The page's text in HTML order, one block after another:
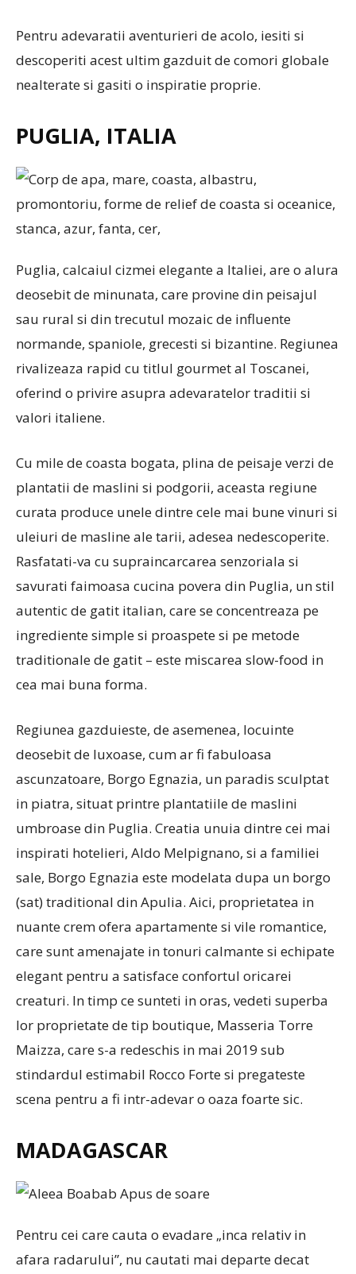
Pentru adevaratii aventurieri de acolo, iesiti si
descoperiti acest ultim gazduit de comori globale
nealterate si gasiti o inspiratie proprie.
PUGLIA, ITALIA
Puglia, calcaiul cizmei elegante a Italiei, are o alura
deosebit de minunata, care provine din peisajul
sau rural si din trecutul mozaic de influente
normande, spaniole, grecesti si bizantine. Regiunea
rivalizeaza rapid cu titlul gourmet al Toscanei,
oferind o privire asupra adevaratelor traditii si
valori italiene.
Cu mile de coasta bogata, plina de peisaje verzi de
plantatii de maslini si podgorii, aceasta regiune
curata produce unele dintre cele mai bune vinuri si
uleiuri de masline ale tarii, adesea nedescoperite.
Rasfatati-va cu supraincarcarea senzoriala si
savurati faimoasa cucina povera din Puglia, un stil
autentic de gatit italian, care se concentreaza pe
ingrediente simple si proaspete si pe metode
traditionale de gatit – este miscarea slow-food in
cea mai buna forma.
Regiunea gazduieste, de asemenea, locuinte
deosebit de luxoase, cum ar fi fabuloasa
ascunzatoare, Borgo Egnazia, un paradis sculptat
in piatra, situat printre plantatiile de maslini
umbroase din Puglia. Creatia unuia dintre cei mai
inspirati hotelieri, Aldo Melpignano, si a familiei
sale, Borgo Egnazia este modelata dupa un borgo
(sat) traditional din Apulia. Aici, proprietatea in
nuante crem ofera apartamente si vile romantice,
care sunt amenajate in tonuri calmante si echipate
elegant pentru a satisface confortul oricarei
creaturi. In timp ce sunteti in oras, vedeti superba
lor proprietate de tip boutique, Masseria Torre
Maizza, care s-a redeschis in mai 2019 sub
stindardul estimabil Rocco Forte si pregateste
scena pentru a fi intr-adevar o oaza foarte sic.
MADAGASCAR
Pentru cei care cauta o evadare „inca relativ in
afara radarului”, nu cautati mai departe decat